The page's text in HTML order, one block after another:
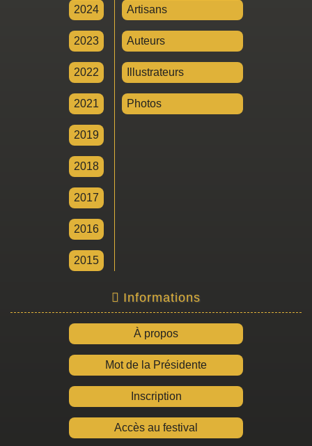
2024
2023
2022
2021
2019
2018
2017
2016
2015
Artisans
Auteurs
Illustrateurs
Photos
Informations
À propos
Mot de la Présidente
Inscription
Accès au festival